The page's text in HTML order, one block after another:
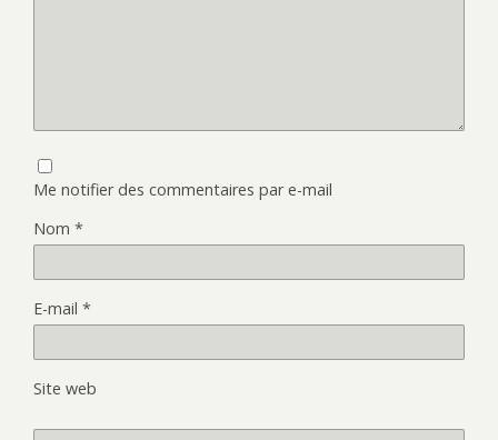
Me notifier des commentaires par e-mail
Nom *
E-mail *
Site web